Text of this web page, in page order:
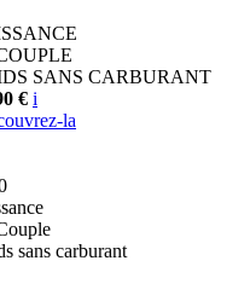
SANS CARBURANT
€ i
la
sans carburant